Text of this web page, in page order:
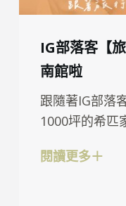
IG部落客【
南館啦
跟隨著IG部落
1000坪的希匹
閱讀更多＋